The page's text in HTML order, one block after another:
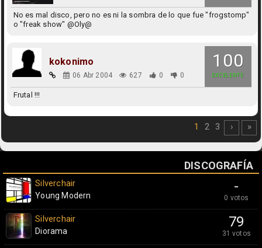
No es mal disco, pero no es ni la sombra de lo que fue "frogstomp"
o "freak show" @Oly@
100
EXCELENTE
kokonimo
06 Abr 2004 627 0 0
Frutal !!!
1 2 3 › »
DISCOGRAFÍA
-
0 votos
Silverchair
Young Modern
79
31 votos
Silverchair
Diorama